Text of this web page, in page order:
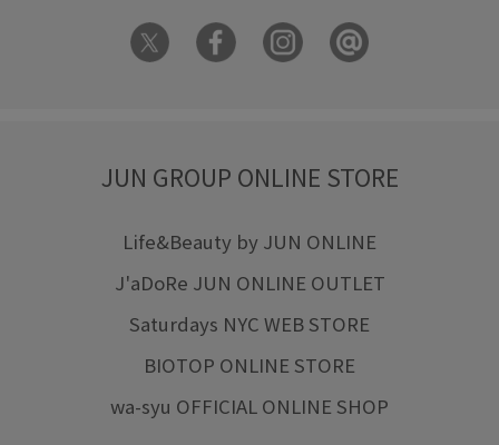
JUN GROUP ONLINE STORE
Life&Beauty by JUN ONLINE
J'aDoRe JUN ONLINE OUTLET
Saturdays NYC WEB STORE
BIOTOP ONLINE STORE
wa-syu OFFICIAL ONLINE SHOP